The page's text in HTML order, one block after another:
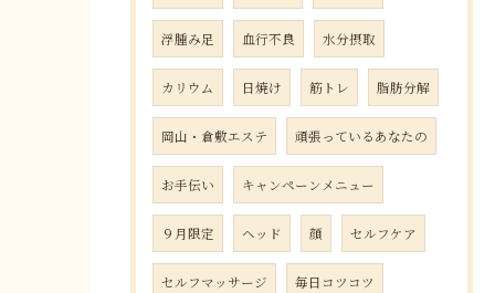
浮腫み足 血行不良 水分摂取
カリウム 日焼け 筋トレ 脂肪分解
岡山・倉敷エステ 頑張っているあなたの
お手伝い キャンペーンメニュー
９月限定 ヘッド 顔 セルフケア
セルフマッサージ 毎日コツコツ